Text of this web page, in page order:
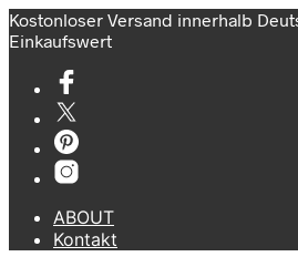
Kostonloser Versand innerhalb
Einkaufswert
ABOUT
Kontakt